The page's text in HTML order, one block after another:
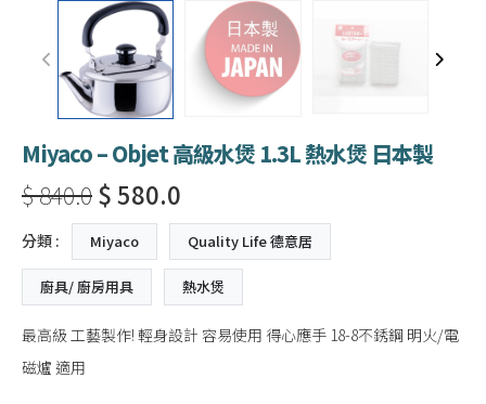
Miyaco – Objet 高級水煲 1.3L 熱水煲 日本製
$ 840.0$ 580.0
分類 : Miyaco Quality Life 德意居
廚具/ 廚房用具 熱水煲
最高級 工藝製作! 輕身設計 容易使用 得心應手 18-8不銹鋼 明火/電
磁爐 適用